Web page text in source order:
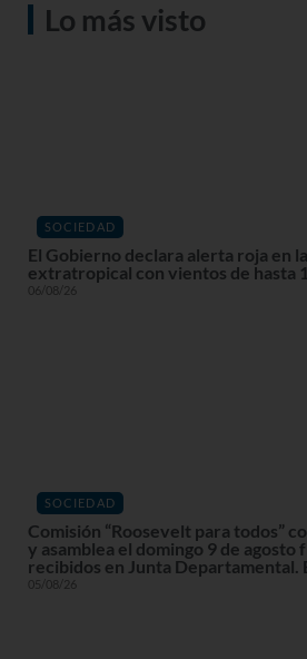
Lo más visto
SOCIEDAD
El Gobierno declara alerta roja en
extratropical con vientos de hasta
06/08/26
SOCIEDAD
Comisión “Roosevelt para todos”
y asamblea el domingo 9 de agosto
recibidos en Junta Departamental.
05/08/26